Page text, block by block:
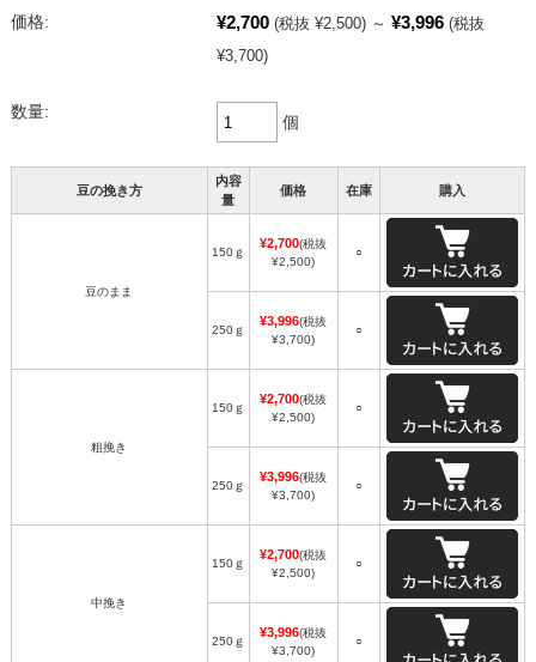
価格: ¥2,700 (税抜 ¥2,500) ～ ¥3,996 (税抜
¥3,700)
数量:
個
豆の挽き方
内容
量
価格 在庫 購入
豆のまま
150ｇ
¥2,700(税抜
¥2,500)
○
250ｇ
¥3,996(税抜
¥3,700)
○
粗挽き
150ｇ
¥2,700(税抜
¥2,500)
○
250ｇ
¥3,996(税抜
¥3,700)
○
中挽き
150ｇ
¥2,700(税抜
¥2,500)
○
250ｇ
¥3,996(税抜
¥3,700)
○